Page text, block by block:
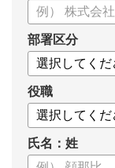
届けします 。
【資料の内容】
・経営戦略が「絵
・人材の見える化
・カオナビを活用
部署区分
役職
氏名：姓